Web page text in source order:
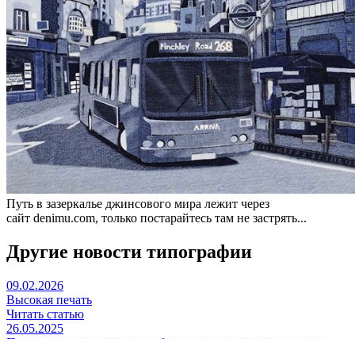
Путь в зазеркалье джинсового мира лежит через
сайт denimu.com, только постарайтесь там не застрять...
Другие новости типографии
09.02.2026
Высокая печать
Читать статью
26.05.2025